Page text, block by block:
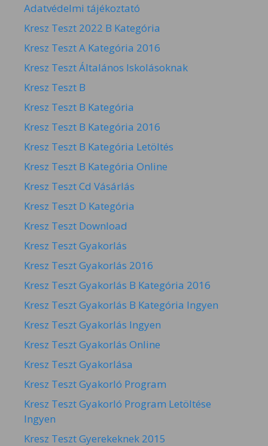
Adatvédelmi tájékoztató
Kresz Teszt 2022 B Kategória
Kresz Teszt A Kategória 2016
Kresz Teszt Általános Iskolásoknak
Kresz Teszt B
Kresz Teszt B Kategória
Kresz Teszt B Kategória 2016
Kresz Teszt B Kategória Letöltés
Kresz Teszt B Kategória Online
Kresz Teszt Cd Vásárlás
Kresz Teszt D Kategória
Kresz Teszt Download
Kresz Teszt Gyakorlás
Kresz Teszt Gyakorlás 2016
Kresz Teszt Gyakorlás B Kategória 2016
Kresz Teszt Gyakorlás B Kategória Ingyen
Kresz Teszt Gyakorlás Ingyen
Kresz Teszt Gyakorlás Online
Kresz Teszt Gyakorlása
Kresz Teszt Gyakorló Program
Kresz Teszt Gyakorló Program Letöltése
Ingyen
Kresz Teszt Gyerekeknek 2015